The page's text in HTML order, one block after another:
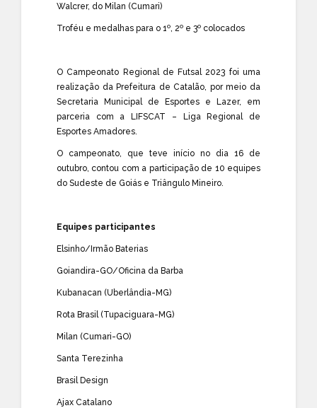
Walcrer, do Milan (Cumari)
Troféu e medalhas para o 1º, 2º e 3º colocados
O Campeonato Regional de Futsal 2023 foi uma
realização da Prefeitura de Catalão, por meio da
Secretaria Municipal de Esportes e Lazer, em
parceria com a LIFSCAT – Liga Regional de
Esportes Amadores.
O campeonato, que teve início no dia 16 de
outubro, contou com a participação de 10 equipes
do Sudeste de Goiás e Triângulo Mineiro.
Equipes participantes
Elsinho/Irmão Baterias
Goiandira-GO/Oficina da Barba
Kubanacan (Uberlândia-MG)
Rota Brasil (Tupaciguara-MG)
Milan (Cumari-GO)
Santa Terezinha
Brasil Design
Ajax Catalano